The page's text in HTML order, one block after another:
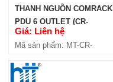
THANH NGUỒN COMRACK
PDU 6 OUTLET (CR-
PDU6C13)
Giá: Liên hệ
Mã sản phẩm: MT-CR-